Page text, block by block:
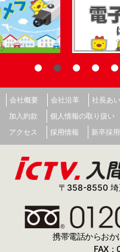
会社概要 会社沿革 社長あ
加入約款
個人情報の取り扱い
アクセス
採用情報 新卒採
〒358-8550 埼
携帯電話からお
FAX